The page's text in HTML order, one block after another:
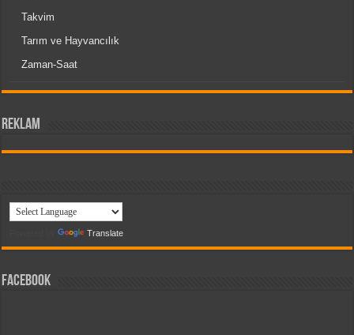
Takvim
Tarım ve Hayvancılık
Zaman-Saat
reklam
Powered by Translate
Facebook